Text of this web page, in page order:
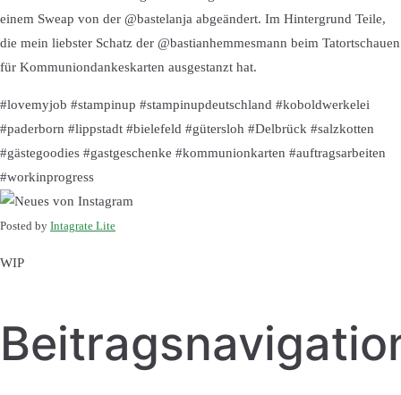
einem Sweap von der @bastelanja abgeändert. Im Hintergrund Teile,
die mein liebster Schatz der @bastianhemmesmann beim Tatortschauen
für Kommuniondankeskarten ausgestanzt hat.
#lovemyjob #stampinup #stampinupdeutschland #koboldwerkelei
#paderborn #lippstadt #bielefeld #gütersloh #Delbrück #salzkotten
#gästegoodies #gastgeschenke #kommunionkarten #auftragsarbeiten
#workinprogress
Posted by Intagrate Lite
WIP